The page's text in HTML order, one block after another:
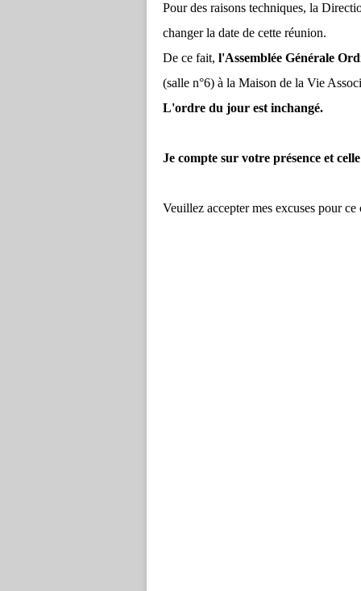
Pour des raisons techniques, la
changer la date de cette réunion.
De ce fait, l'Assemblée Générale
(salle n°6) à la Maison de la Vie
L'ordre du jour est inchangé.
Je compte sur votre présence et
Veuillez accepter mes excuses pour